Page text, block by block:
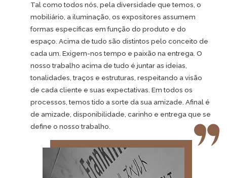
Tal como todos nós, pela diversidade que temos, o
mobiliário, a iluminação, os expositores assumem
formas específicas em função do produto e do
espaço. Acima de tudo são distintos pelo conceito de
cada um. Exigem-nos tempo e paixão na entrega. O
nosso trabalho acima de tudo é juntar as ideias,
tonalidades, traços e estruturas, respeitando a visão
de cada cliente e suas expectativas. Em todos os
processos, temos tido a sorte da sua amizade. Afinal é
de amizade, disponibilidade, carinho e entrega que se
define o nosso trabalho.